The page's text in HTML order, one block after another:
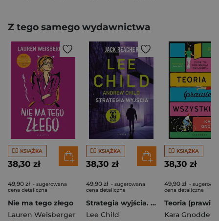
Z tego samego wydawnictwa
KSIĄŻKA
38,30 zł
49,90 zł - sugerowana
cena detaliczna
Nie ma tego złego
Lauren Weisberger
KSIĄŻKA
38,30 zł
49,90 zł - sugerowana
cena detaliczna
Strategia wyjścia. Jack Reacher
Lee Child
KSIĄŻKA
38,30 zł
49,90 zł -
cena detaliczna
Kara Gnodde